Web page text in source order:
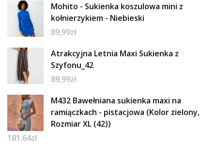
Mohito - Sukienka koszulowa mini z
kołnierzykiem - Niebieski
89,99zł
Atrakcyjna Letnia Maxi Sukienka z
Szyfonu_42
89,99zł
M432 Bawełniana sukienka maxi na
ramiączkach - pistacjowa (Kolor zielony,
Rozmiar XL (42))
181,64zł